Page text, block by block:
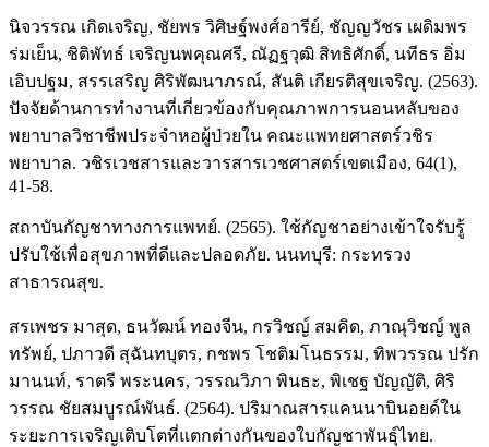
นิจวรรณ เกิดเจริญ, ชัยพร วิศิษฐ์พงศ์อารีย์, ชัญญวัชร เผดิมพร
ร่มเย็น, ชิติพัทธ์ เจริญนพคุณศรี, ณัฏฐวุฒิ สิทธิศักดิ์, นทีธร อิ่ม
เอิบปฐม, สรรเสริญ ศิริพัฒนาภรณ์, สันติ เกียรติสุขเจริญ. (2563).
ปัจจัยด้านการทำงานที่เกี่ยวข้องกับคุณภาพการนอนหลับของ
พยาบาลวิชาชีพประจำหอผู้ป่วยใน คณะแพทยศาสตร์วชิร
พยาบาล. วชิรเวชสารและวารสารเวชศาสตร์เขตเมือง, 64(1),
41-58.
สถาบันกัญชาทางการแพทย์. (2565). ใช้กัญชาอย่างเข้าใจรับรู้
ปรับใช้เพื่อสุขภาพที่ดีและปลอดภัย. นนทบุรี: กระทรวง
สาธารณสุข.
สรเพชร มาสุด, ธนวัฒน์ ทองจีน, กรวิชญ์ สมคิด, ภาณุวิชญ์ พูล
ทรัพย์, ปภาวดี สุฉันทบุตร, กชพร โชติมโนธรรม, ทิพวรรณ ปรัก
มานนท์, ราตรี พระนคร, วรรณวิภา พินธะ, พิเชฐ บัญญัติ, ศิริ
วรรณ ชัยสมบูรณ์พันธ์. (2564). ปริมาณสารแคนนาบินอยด์ใน
ระยะการเจริญเติบโตที่แตกต่างกันของใบกัญชาพันธุ์ไทย.